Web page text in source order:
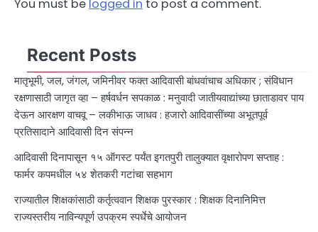
You must be logged in to post a comment.
Recent Posts
मातृभूमी, जल, जंगल, जमिनीवर फक्त आदिवासी बांधवांचाच अधिकार ; संविधान
रक्षणासाठी जागृत व्हा – हर्षवर्धन सपकाळ : मनुवादी जातीयवाद्यांच्या छाताडावर पाय
देऊन आरक्षण वाचवू – लकीभाऊ जाधव : हजारो आदिवासींच्या अभूतपूर्व
प्रतिसादाने आदिवासी दिन संपन्न
आदिवासी दिनापासून १५ ऑगस्ट पर्यंत इगतपुरी तालुक्यात वृक्षारोपण सप्ताह :
फार्मर कपमधील ५४ शेतकरी गटांचा सहभाग
राज्यातील शिक्षकांसाठी कर्तृत्ववान शिक्षक पुरस्कार : शिक्षक दिनानिमित्त
राज्यस्तरीय नाविन्यपूर्ण उपक्रम स्पर्धेचे आयोजन